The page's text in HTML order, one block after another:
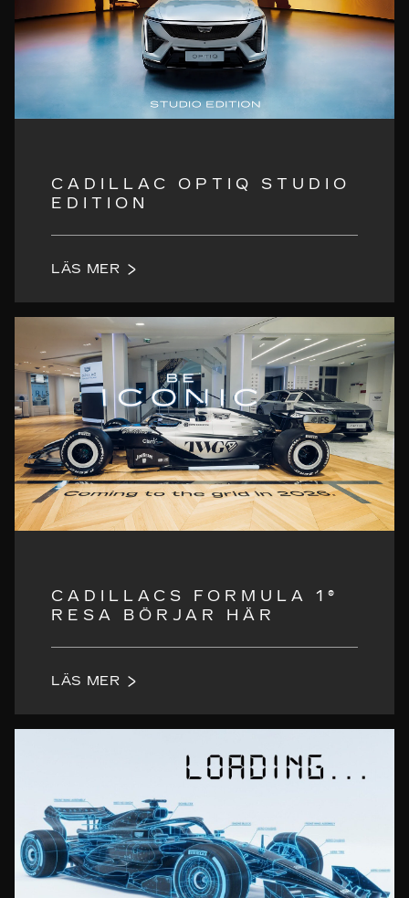
CADILLAC OPTIQ STUDIO
EDITION
LÄS MER
CADILLACS FORMULA 1®
RESA BÖRJAR HÄR
LÄS MER